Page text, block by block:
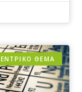
ΘΕΜΑ